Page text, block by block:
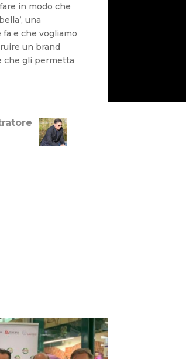
in modo che
una
e che vogliamo
un brand
che gli permetta